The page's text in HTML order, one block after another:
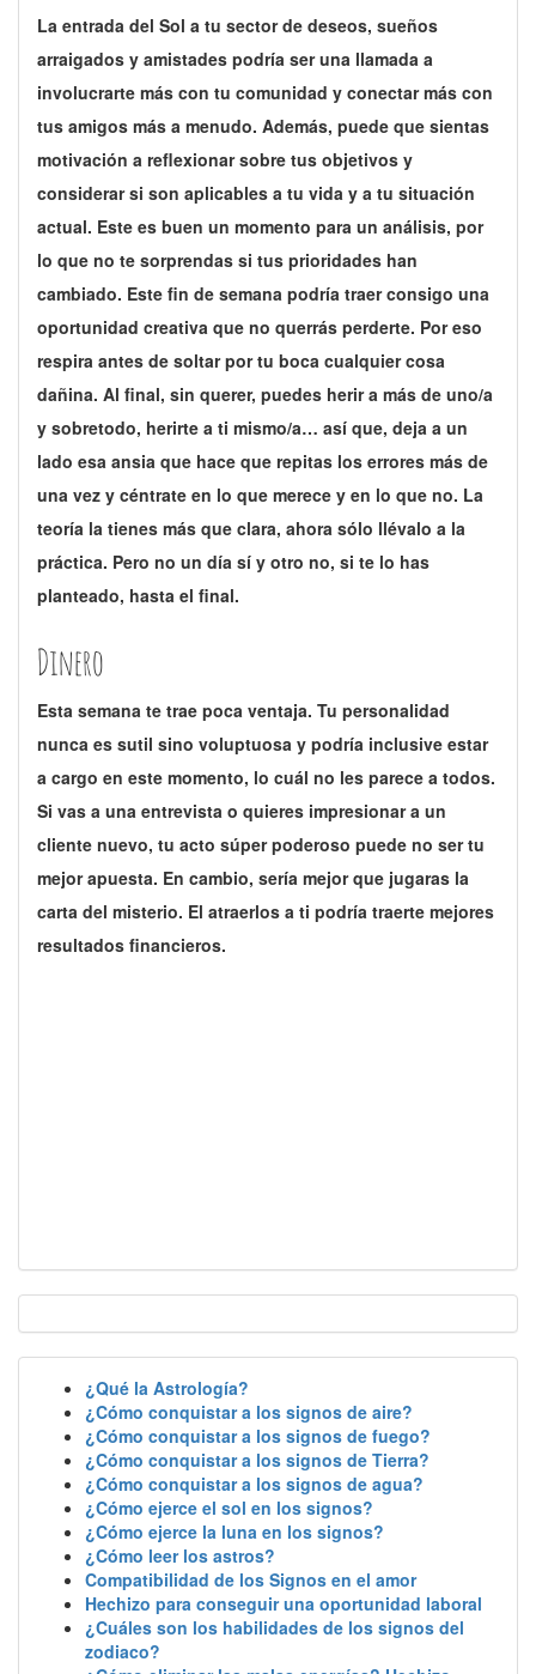
La entrada del Sol a tu sector de deseos, sueños
arraigados y amistades podría ser una llamada a
involucrarte más con tu comunidad y conectar más con
tus amigos más a menudo. Además, puede que sientas
motivación a reflexionar sobre tus objetivos y
considerar si son aplicables a tu vida y a tu situación
actual. Este es buen un momento para un análisis, por
lo que no te sorprendas si tus prioridades han
cambiado. Este fin de semana podría traer consigo una
oportunidad creativa que no querrás perderte. Por eso
respira antes de soltar por tu boca cualquier cosa
dañina. Al final, sin querer, puedes herir a más de uno/a
y sobretodo, herirte a ti mismo/a… así que, deja a un
lado esa ansia que hace que repitas los errores más de
una vez y céntrate en lo que merece y en lo que no. La
teoría la tienes más que clara, ahora sólo llévalo a la
práctica. Pero no un día sí y otro no, si te lo has
planteado, hasta el final.
Dinero
Esta semana te trae poca ventaja. Tu personalidad
nunca es sutil sino voluptuosa y podría inclusive estar
a cargo en este momento, lo cuál no les parece a todos.
Si vas a una entrevista o quieres impresionar a un
cliente nuevo, tu acto súper poderoso puede no ser tu
mejor apuesta. En cambio, sería mejor que jugaras la
carta del misterio. El atraerlos a ti podría traerte mejores
resultados financieros.
¿Qué la Astrología?
¿Cómo conquistar a los signos de aire?
¿Cómo conquistar a los signos de fuego?
¿Cómo conquistar a los signos de Tierra?
¿Cómo conquistar a los signos de agua?
¿Cómo ejerce el sol en los signos?
¿Cómo ejerce la luna en los signos?
¿Cómo leer los astros?
Compatibilidad de los Signos en el amor
Hechizo para conseguir una oportunidad laboral
¿Cuáles son los habilidades de los signos del
zodiaco?